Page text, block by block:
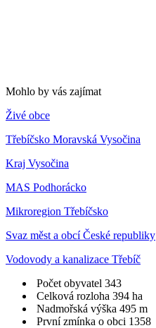
Mohlo by vás zajímat
Živé obce
Třebíčsko Moravská Vysočina
Kraj Vysočina
MAS Podhorácko
Mikroregion Třebíčsko
Svaz měst a obcí České republiky
Vodovody a kanalizace Třebíč
Počet obyvatel 343
Celková rozloha 394 ha
Nadmořská výška 495 m
První zmínka o obci 1358